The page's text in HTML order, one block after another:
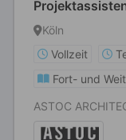
Köln
Vollzeit
Fort- und
ASTOC